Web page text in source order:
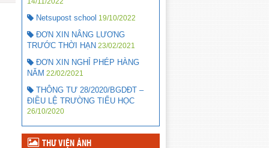
22/10/2025
ĐỘNG TRỒNG –
CHĂM SÓC CÂY
TRONG KHUÔN VIÊN TRƯỜNG
HỌC NĂM 2025
22/10/2025
CHẾ ĐỘ CHÍNH
MẦM NON, HS PHỔ
THÔNG THEO NGHỊ
ĐỊNH 238/2025/NĐ-CP CỦA CHÍNH
Netsupost school 19/10/2022
ĐƠN XIN NÂNG LƯƠNG
TRƯỚC THỜI HẠN 23/02/2021
ĐƠN XIN NGHỈ PHÉP HÀNG
NĂM 22/02/2021
THÔNG TƯ 28/2020/BGDĐT –
ĐIỀU LỆ TRƯỜNG TIỂU HỌC
26/10/2020
THƯ VIỆN ẢNH